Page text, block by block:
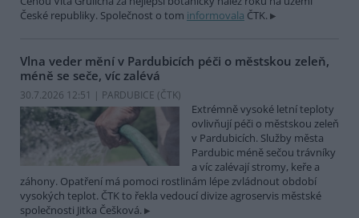
České republiky. Společnost o tom informovala ČTK.
Vlna veder mění v Pardubicích péči o městskou zeleň,
méně se seče, víc zalévá
30.7.2026 12:51 | PARDUBICE (ČTK)
Extrémně vysoké letní teploty
ovlivňují péči o městskou zeleň
v Pardubicích. Služby města
Pardubic méně sečou trávníky
a víc zalévají stromy, keře a
záhony. Opatření má pomoci rostlinám lépe zvládnout období
vysokých teplot. ČTK to řekla vedoucí divize agroservis městské
společnosti Jitka Češková.